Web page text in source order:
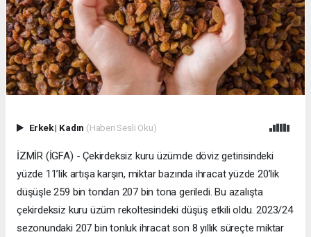
Erkek| Kadın (Haberi Sesli Oku)
İZMİR (İGFA) - Çekirdeksiz kuru üzümde döviz getirisindeki
yüzde 11’lik artışa karşın, miktar bazında ihracat yüzde 20’lik
düşüşle 259 bin tondan 207 bin tona geriledi. Bu azalışta
çekirdeksiz kuru üzüm rekoltesindeki düşüş etkili oldu. 2023/24
sezonundaki 207 bin tonluk ihracat son 8 yıllık süreçte miktar